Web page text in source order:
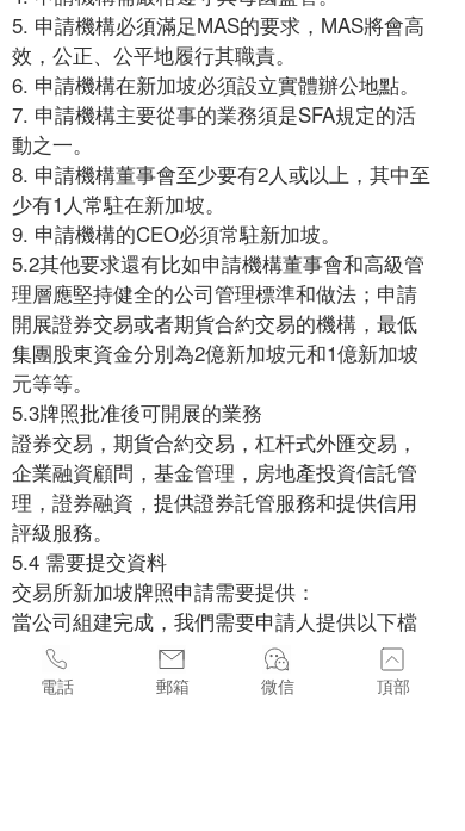
5. 申請機構必須滿足MAS的要求，MAS將會高
效，公正、公平地履行其職責。
6. 申請機構在新加坡必須設立實體辦公地點。
7. 申請機構主要從事的業務須是SFA規定的活
動之一。
8. 申請機構董事會至少要有2人或以上，其中至
少有1人常駐在新加坡。
9. 申請機構的CEO必須常駐新加坡。
5.2其他要求還有比如申請機構董事會和高級管
理層應堅持健全的公司管理標準和做法；申請
開展證券交易或者期貨合約交易的機構，最低
集團股東資金分別為2億新加坡元和1億新加坡
元等等。
5.3牌照批准後可開展的業務
證券交易，期貨合約交易，杠杆式外匯交易，
企業融資顧問，基金管理，房地產投資信託管
理，證券融資，提供證券託管服務和提供信用
評級服務。
5.4 需要提交資料
交易所新加坡牌照申請需要提供：
當公司組建完成，我們需要申請人提供以下檔
以準備牌照申請:
盡職調查檔
電話 郵箱 微信 頂部